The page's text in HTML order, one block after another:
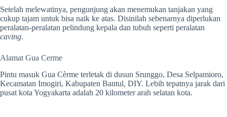
Setelah melewatinya, pengunjung akan menemukan tanjakan yang
cukup tajam untuk bisa naik ke atas. Disinilah sebenarnya diperlukan
peralatan-peralatan pelindung kepala dan tubuh seperti peralatan
caving.
Alamat Gua Cerme
Pintu masuk Gua Cèrme terletak di dusun Srunggo, Desa Selpamioro,
Kecamatan Imogiri, Kabupaten Bantul, DIY. Lebih tepatnya jarak dari
pusat kota Yogyakarta adalah 20 kilometer arah selatan kota.